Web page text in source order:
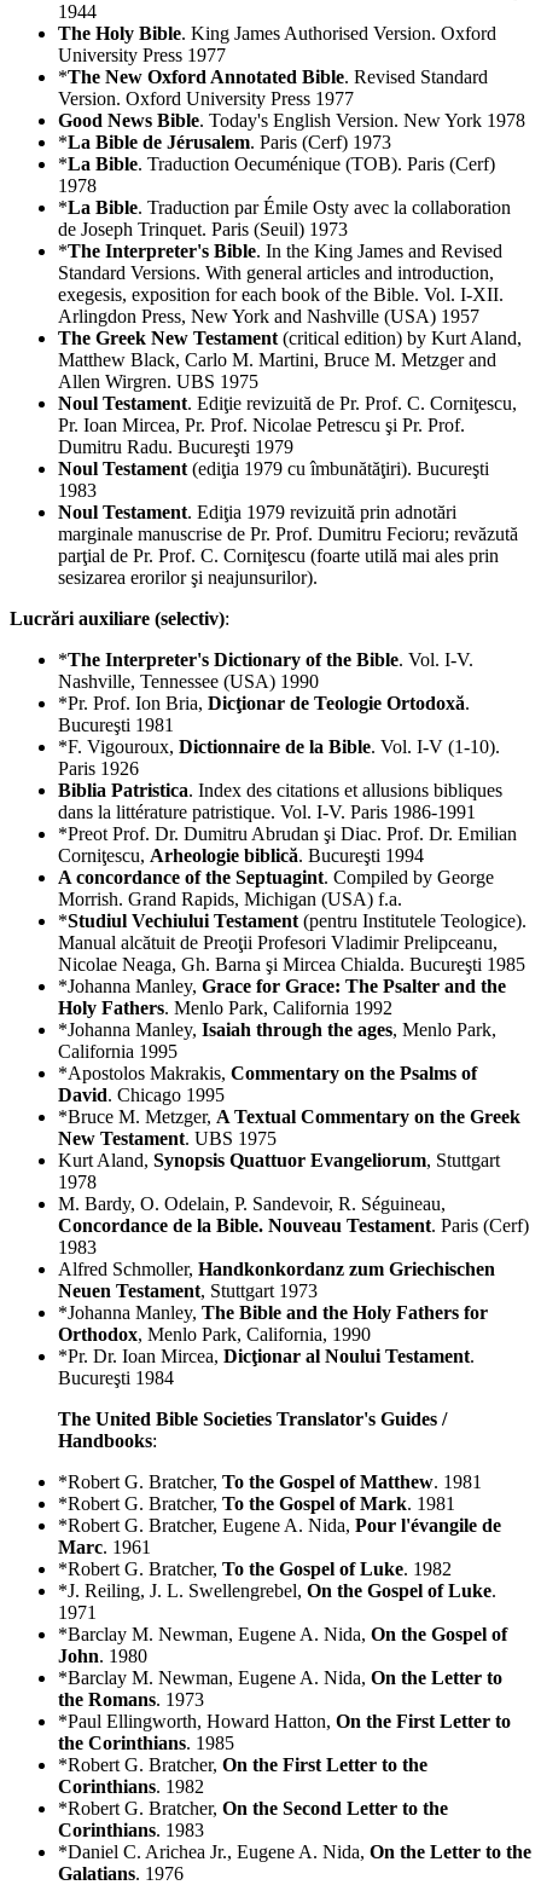
1944
The Holy Bible. King James Authorised Version. Oxford
University Press 1977
*The New Oxford Annotated Bible. Revised Standard
Version. Oxford University Press 1977
Good News Bible. Today's English Version. New York 1978
*La Bible de Jérusalem. Paris (Cerf) 1973
*La Bible. Traduction Oecuménique (TOB). Paris (Cerf)
1978
*La Bible. Traduction par Émile Osty avec la collaboration
de Joseph Trinquet. Paris (Seuil) 1973
*The Interpreter's Bible. In the King James and Revised
Standard Versions. With general articles and introduction,
exegesis, exposition for each book of the Bible. Vol. I-XII.
Arlingdon Press, New York and Nashville (USA) 1957
The Greek New Testament(critical edition) by Kurt Aland,
Matthew Black, Carlo M. Martini, Bruce M. Metzger and
Allen Wirgren. UBS 1975
Noul Testament. Ediţie revizuită de Pr. Prof. C. Corniţescu,
Pr. Ioan Mircea, Pr. Prof. Nicolae Petrescu şi Pr. Prof.
Dumitru Radu. Bucureşti 1979
Noul Testament(ediţia 1979 cu îmbunătăţiri). Bucureşti
1983
Noul Testament. Ediţia 1979 revizuită prin adnotări
marginale manuscrise de Pr. Prof. Dumitru Fecioru; revăzută
parţial de Pr. Prof. C. Corniţescu (foarte utilă mai ales prin
sesizarea erorilor şi neajunsurilor).
Lucrări auxiliare (selectiv):
*The Interpreter's Dictionary of the Bible. Vol. I-V.
Nashville, Tennessee (USA) 1990
*Pr. Prof. Ion Bria, Dicţionar de Teologie Ortodoxă.
Bucureşti 1981
*F. Vigouroux, Dictionnaire de la Bible. Vol. I-V (1-10).
Paris 1926
Biblia Patristica. Index des citations et allusions bibliques
dans la littérature patristique. Vol. I-V. Paris 1986-1991
*Preot Prof. Dr. Dumitru Abrudan şi Diac. Prof. Dr. Emilian
Corniţescu, Arheologie biblică. Bucureşti 1994
A concordance of the Septuagint. Compiled by George
Morrish. Grand Rapids, Michigan (USA) f.a.
*Studiul Vechiului Testament(pentru Institutele Teologice).
Manual alcătuit de Preoţii Profesori Vladimir Prelipceanu,
Nicolae Neaga, Gh. Barna şi Mircea Chialda. Bucureşti 1985
*Johanna Manley, Grace for Grace: The Psalter and the
Holy Fathers. Menlo Park, California 1992
*Johanna Manley, Isaiah through the ages, Menlo Park,
California 1995
*Apostolos Makrakis, Commentary on the Psalms of
David. Chicago 1995
*Bruce M. Metzger, A Textual Commentary on the Greek
New Testament. UBS 1975
Kurt Aland, Synopsis Quattuor Evangeliorum, Stuttgart
1978
M. Bardy, O. Odelain, P. Sandevoir, R. Séguineau,
Concordance de la Bible. Nouveau Testament. Paris (Cerf)
1983
Alfred Schmoller, Handkonkordanz zum Griechischen
Neuen Testament, Stuttgart 1973
*Johanna Manley, The Bible and the Holy Fathers for
Orthodox, Menlo Park, California, 1990
*Pr. Dr. Ioan Mircea, Dicţionar al Noului Testament.
Bucureşti 1984
The United Bible Societies Translator's Guides /
Handbooks:
*Robert G. Bratcher, To the Gospel of Matthew. 1981
*Robert G. Bratcher, To the Gospel of Mark. 1981
*Robert G. Bratcher, Eugene A. Nida, Pour l'évangile de
Marc. 1961
*Robert G. Bratcher, To the Gospel of Luke. 1982
*J. Reiling, J. L. Swellengrebel, On the Gospel of Luke.
1971
*Barclay M. Newman, Eugene A. Nida, On the Gospel of
John. 1980
*Barclay M. Newman, Eugene A. Nida, On the Letter to
the Romans. 1973
*Paul Ellingworth, Howard Hatton, On the First Letter to
the Corinthians. 1985
*Robert G. Bratcher, On the First Letter to the
Corinthians. 1982
*Robert G. Bratcher, On the Second Letter to the
Corinthians. 1983
*Daniel C. Arichea Jr., Eugene A. Nida, On the Letter to the
Galatians. 1976